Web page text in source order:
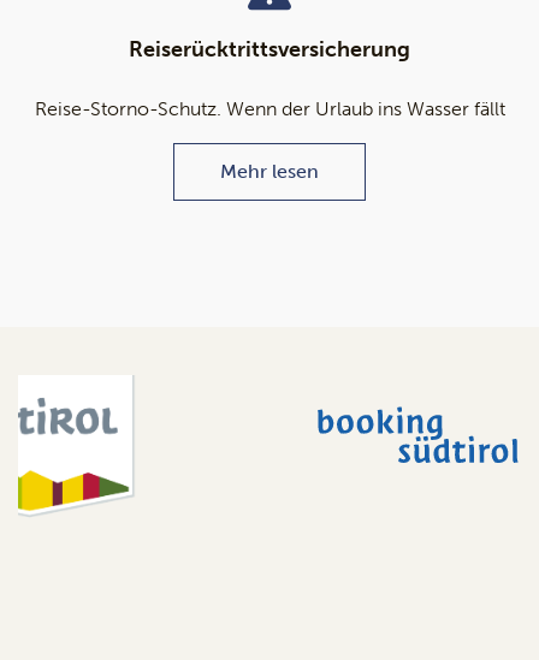
Reiserücktrittsversicherung
Reise-Storno-Schutz. Wenn der Urlaub ins Wasser fällt
Mehr lesen